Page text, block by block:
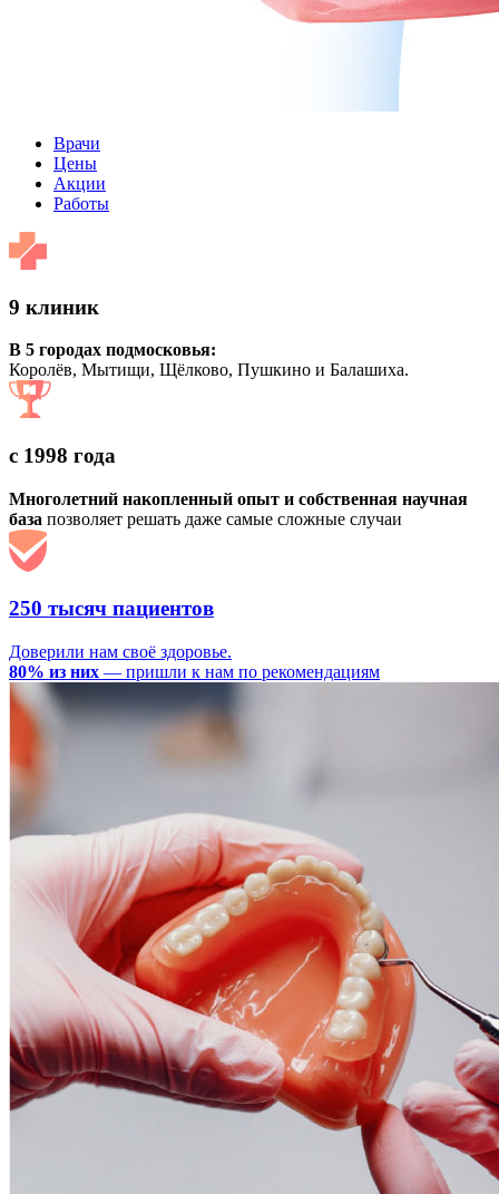
Врачи
Цены
Акции
Работы
9 клиник
В 5 городах подмосковья:
Королёв, Мытищи, Щёлково, Пушкино и Балашиха.
с 1998 года
Многолетний накопленный опыт и собственная научная
база позволяет решать даже самые сложные случаи
250 тысяч пациентов
Доверили нам своё здоровье.
80% из них — пришли к нам по рекомендациям